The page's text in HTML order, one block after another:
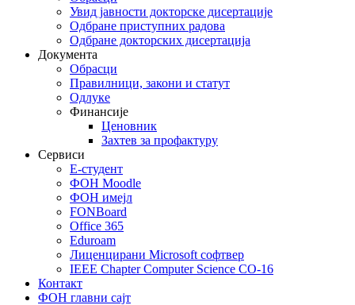
Увид јавности докторске дисертације
Одбране приступних радова
Одбране докторских дисертација
Документа
Обрасци
Правилници, закони и статут
Одлуке
Финансије
Ценовник
Захтев за профактуру
Сервиси
Е-студент
ФОН Moodle
ФОН имејл
FONBoard
Office 365
Eduroam
Лиценцирани Microsoft софтвер
IEEE Chapter Computer Science CO-16
Контакт
ФОН главни сајт